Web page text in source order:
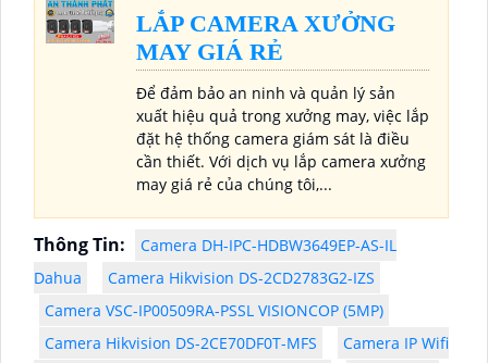
LẮP CAMERA XƯỞNG
MAY GIÁ RẺ
Để đảm bảo an ninh và quản lý sản
xuất hiệu quả trong xưởng may, việc lắp
đặt hệ thống camera giám sát là điều
cần thiết. Với dịch vụ lắp camera xưởng
may giá rẻ của chúng tôi,...
Thông Tin:
Camera DH-IPC-HDBW3649EP-AS-IL
Dahua
Camera Hikvision DS-2CD2783G2-IZS
Camera VSC-IP00509RA-PSSL VISIONCOP (5MP)
Camera Hikvision DS-2CE70DF0T-MFS
Camera IP Wifi